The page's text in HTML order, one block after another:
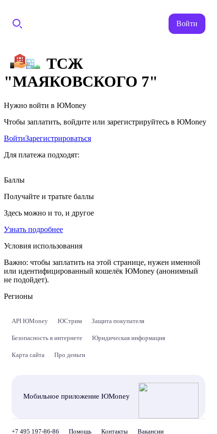
Войти
ТСЖ
"МАЯКОВСКОГО 7"
Нужно войти в ЮMoney
Чтобы заплатить, войдите или зарегистрируйтесь в ЮMoney
ВойтиЗарегистрироваться
Для платежа подходят:
Баллы
Получайте и тратьте баллы
Здесь можно и то, и другое
Узнать подробнее
Условия использования
Важно: чтобы заплатить на этой странице, нужен именной
или идентифицированный кошелёк ЮMoney (анонимный
не подойдет).
Регионы
API ЮMoney ЮСтрим Защита покупателя
Безопасность в интернете Юридическая информация
Карта сайта Про деньги
Мобильное приложение ЮMoney
+7 495 197-86-86 Помощь Контакты Вакансии